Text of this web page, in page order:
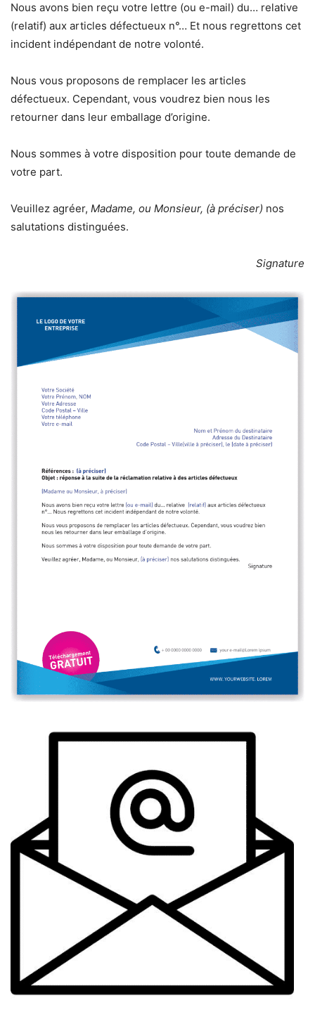
Nous avons bien reçu votre lettre (ou e-mail) du… relative
(relatif) aux articles défectueux n°… Et nous regrettons cet
incident indépendant de notre volonté.
Nous vous proposons de remplacer les articles
défectueux. Cependant, vous voudrez bien nous les
retourner dans leur emballage d’origine.
Nous sommes à votre disposition pour toute demande de
votre part.
Veuillez agréer, Madame, ou Monsieur, (à préciser) nos
salutations distinguées.
Signature